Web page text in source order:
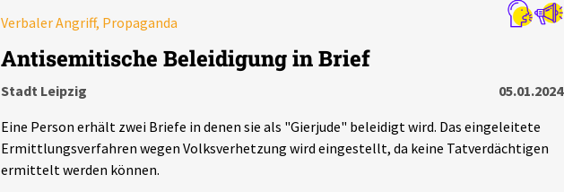
Verbaler Angriff, Propaganda
Antisemitische Beleidigung in Brief
Stadt Leipzig
05.01.2024
Eine Person erhält zwei Briefe in denen sie als "Gierjude" beleidigt wird. Das eingeleitete
Ermittlungsverfahren wegen Volksverhetzung wird eingestellt, da keine Tatverdächtigen
ermittelt werden können.
Ereignisse Statistik